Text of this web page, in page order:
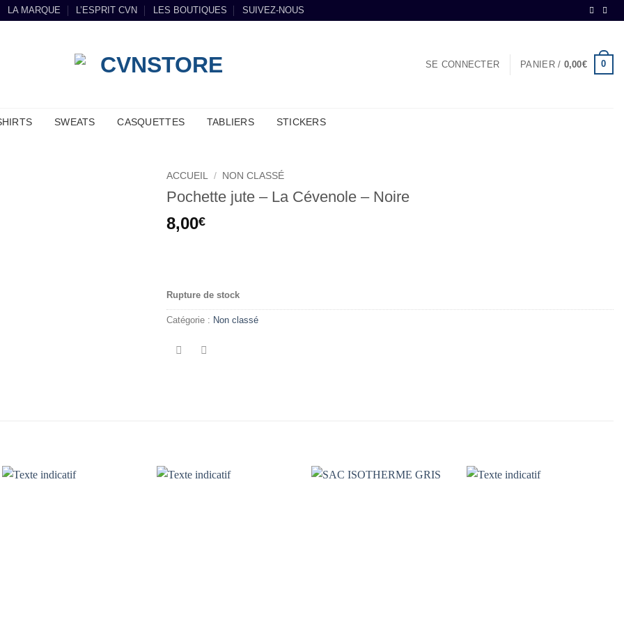
LA MARQUE L’ESPRIT CVN LES BOUTIQUES SUIVEZ-NOUS
SE CONNECTER PANIER / 0,00€ 0
SWEATS CASQUETTES TABLIERS STICKERS
ACCUEIL / NON CLASSÉ
Pochette jute – La Cévenole – Noire
8,00€
Rupture de stock
Catégorie : Non classé